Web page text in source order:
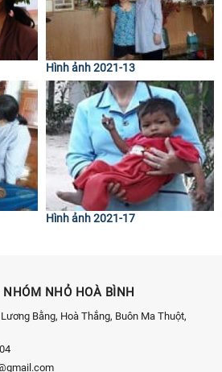
Hình ảnh 2021-13
Hình ảnh 2021-17
NHỎ HOÀ BÌNH
Bằng, Hoà Thắng, Buôn Ma Thuột,